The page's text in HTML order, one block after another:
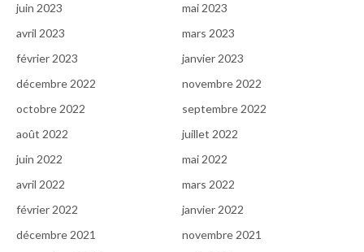
juin 2023
mai 2023
avril 2023
mars 2023
février 2023
janvier 2023
décembre 2022
novembre 2022
octobre 2022
septembre 2022
août 2022
juillet 2022
juin 2022
mai 2022
avril 2022
mars 2022
février 2022
janvier 2022
décembre 2021
novembre 2021